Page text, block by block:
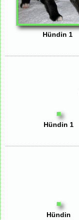
Hündin 1
Hündin 1
Hündin